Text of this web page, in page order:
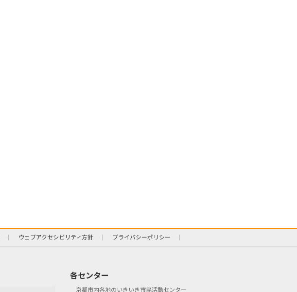
ウェブアクセシビリティ方針 プライバシーポリシー
各センター
京都市内各地のいきいき市民活動センター